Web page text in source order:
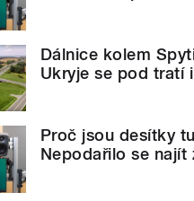
Dálnice kolem
Ukryje se pod tratí
Proč jsou desítky
Nepodařilo se najít